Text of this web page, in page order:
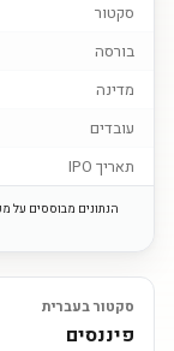
סקטור
בורסה
מדינה
עובדים
תאריך IPO
סקטור בעברית
פיננסים